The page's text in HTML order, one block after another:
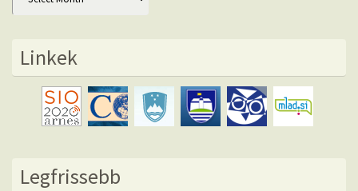
Linkek
Legfrissebb